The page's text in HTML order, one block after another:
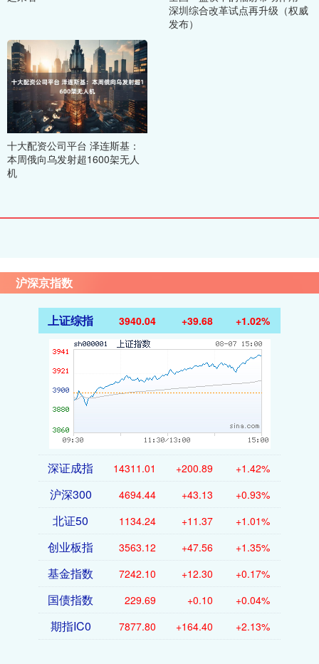
深圳综合改革试点再升级（权威
发布）
十大配资公司平台 泽连斯基：
本周俄向乌发射超1600架无人
机
沪深京指数
上证综指 3940.04 +39.68 +1.02%
深证成指 14311.01 +200.89 +1.42%
沪深300 4694.44 +43.13 +0.93%
北证50 1134.24 +11.37 +1.01%
创业板指 3563.12 +47.56 +1.35%
基金指数 7242.10 +12.30 +0.17%
国债指数 229.69 +0.10 +0.04%
期指IC0 7877.80 +164.40 +2.13%